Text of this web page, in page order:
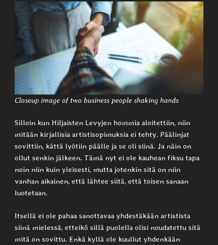
Closeup image of two business people shaking hands
Silloin kun Hiljaisten Levyjen hommia aloitettiin, niin
mitään kirjallisia artistisopimuksia ei tehty. Päälinjat
sovittiin, kättä lyötiin päälle ja se oli siinä. Ja näin on
ollut senkin jälkeen. Tämä nyt ei ole kauhean fiksu tapa
noin niin kuin yleisesti, mutta jotenkin sitä on niin
vanhan aikainen, että lähtee siitä, että toisen sanaan
luotetaan.
Itsellä ei ole pahaa sanottavaa yhdestäkään artistista
siinä mielessä, etteikö sillä puolella olisi noudatettu sitä
mitä on sovittu. Enkä kyllä ole kuullut yhdenkään